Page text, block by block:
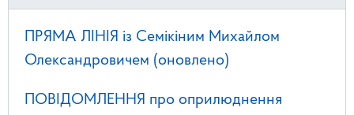
ПРЯМА ЛІНІЯ із Семікіним Михайлом
Олександровичем (оновлено)
ПОВІДОМЛЕННЯ про оприлюднення